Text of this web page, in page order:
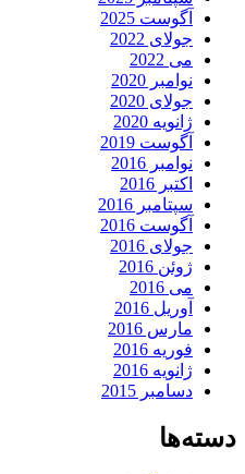
آگوست 2025
جولای 2022
می 2022
نوامبر 2020
جولای 2020
ژانویه 2020
آگوست 2019
نوامبر 2016
اکتبر 2016
سپتامبر 2016
آگوست 2016
جولای 2016
ژوئن 2016
می 2016
آوریل 2016
مارس 2016
فوریه 2016
ژانویه 2016
دسامبر 2015
دسته‌ها